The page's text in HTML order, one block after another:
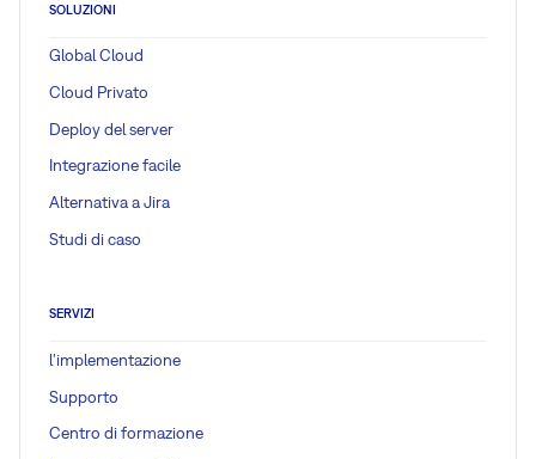
SOLUZIONI
Global Cloud
Cloud Privato
Deploy del server
Integrazione facile
Alternativa a Jira
Studi di caso
SERVIZI
l'implementazione
Supporto
Centro di formazione